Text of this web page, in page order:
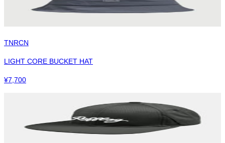
TNRCN
LIGHT CORE BUCKET HAT
¥7,700